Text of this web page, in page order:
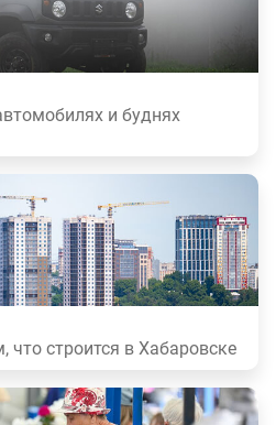
и буднях
строится в Хабаровске